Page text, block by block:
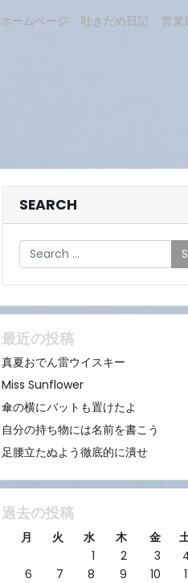
ホームページ 吐きだめ日記 営業
SEARCH
Search
最近の投稿
真夏おでん雷ウイスキー
Miss Sunflower
傘の横にバットも置けたよ
自分の持ち物には名前を書こう
足腰立たぬよう徹底的に潰せ
過去の投稿
月 火 水 木 金
1
2 3
6
7 8 9 10